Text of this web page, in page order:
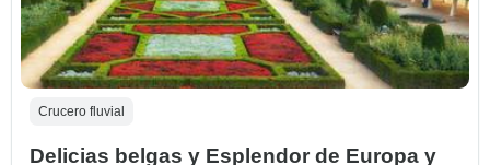
Crucero fluvial
Delicias belgas y Esplendor de Europa y